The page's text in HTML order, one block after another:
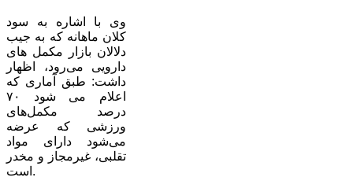
وی با اشاره به سود
کلان ماهانه که به جیب
دلالان بازار مکمل های
دارویی می‌رود، اظهار
داشت: طبق آماری که
اعلام می شود ۷۰
درصد مکمل‌های
ورزشی که عرضه
می‌شود دارای مواد
تقلبی، غیرمجاز و مخدر
است.